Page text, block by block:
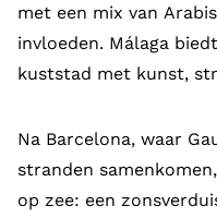
met een mix van
invloeden. Málaga
kuststad met kunst,
Na Barcelona, waar
stranden
op zee: een